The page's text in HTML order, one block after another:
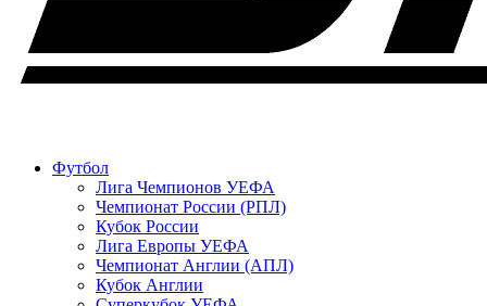
Футбол
Лига Чемпионов УЕФА
Чемпионат России (РПЛ)
Кубок России
Лига Европы УЕФА
Чемпионат Англии (АПЛ)
Кубок Англии